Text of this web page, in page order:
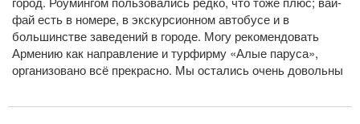
фай есть в номере, в экскурсионном автобусе и в
большинстве заведений в городе. Могу рекомендовать
Армению как направление и турфирму «Алые паруса»,
организовано всё прекрасно. Мы остались очень довольны